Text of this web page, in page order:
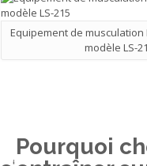
Equipement de musculation
modèle LS-
Pourquoi